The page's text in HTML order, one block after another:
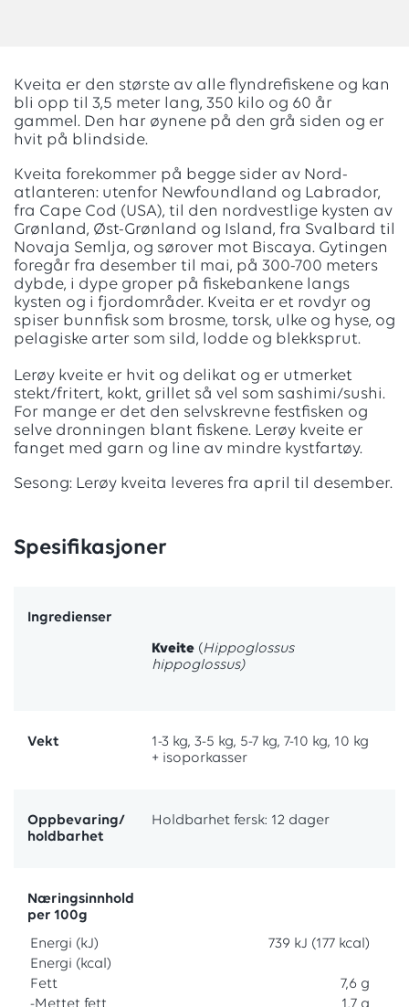
Kveita er den største av alle flyndrefiskene og kan
bli opp til 3,5 meter lang, 350 kilo og 60 år
gammel. Den har øynene på den grå siden og er
hvit på blindside.
Kveita forekommer på begge sider av Nord-
atlanteren: utenfor Newfoundland og Labrador,
fra Cape Cod (USA), til den nordvestlige kysten av
Grønland, Øst-Grønland og Island, fra Svalbard til
Novaja Semlja, og sørover mot Biscaya. Gytingen
foregår fra desember til mai, på 300-700 meters
dybde, i dype groper på fiskebankene langs
kysten og i fjordområder. Kveita er et rovdyr og
spiser bunnfisk som brosme, torsk, ulke og hyse, og
pelagiske arter som sild, lodde og blekksprut.
Lerøy kveite er hvit og delikat og er utmerket
stekt/fritert, kokt, grillet så vel som sashimi/sushi.
For mange er det den selvskrevne festfisken og
selve dronningen blant fiskene. Lerøy kveite er
fanget med garn og line av mindre kystfartøy.
Sesong: Lerøy kveita leveres fra april til desember.
Spesifikasjoner
Ingredienser
Kveite(Hippoglossus
hippoglossus)
Vekt
1-3 kg, 3-5 kg, 5-7 kg, 7-10 kg, 10 kg
+ isoporkasser
Oppbevaring/
holdbarhet
Holdbarhet fersk: 12 dager
Næringsinnhold
per 100g
Energi (kJ)
739 kJ (177 kcal)
Energi (kcal)
Fett
7,6 g
-Mettet fett
1,7 g